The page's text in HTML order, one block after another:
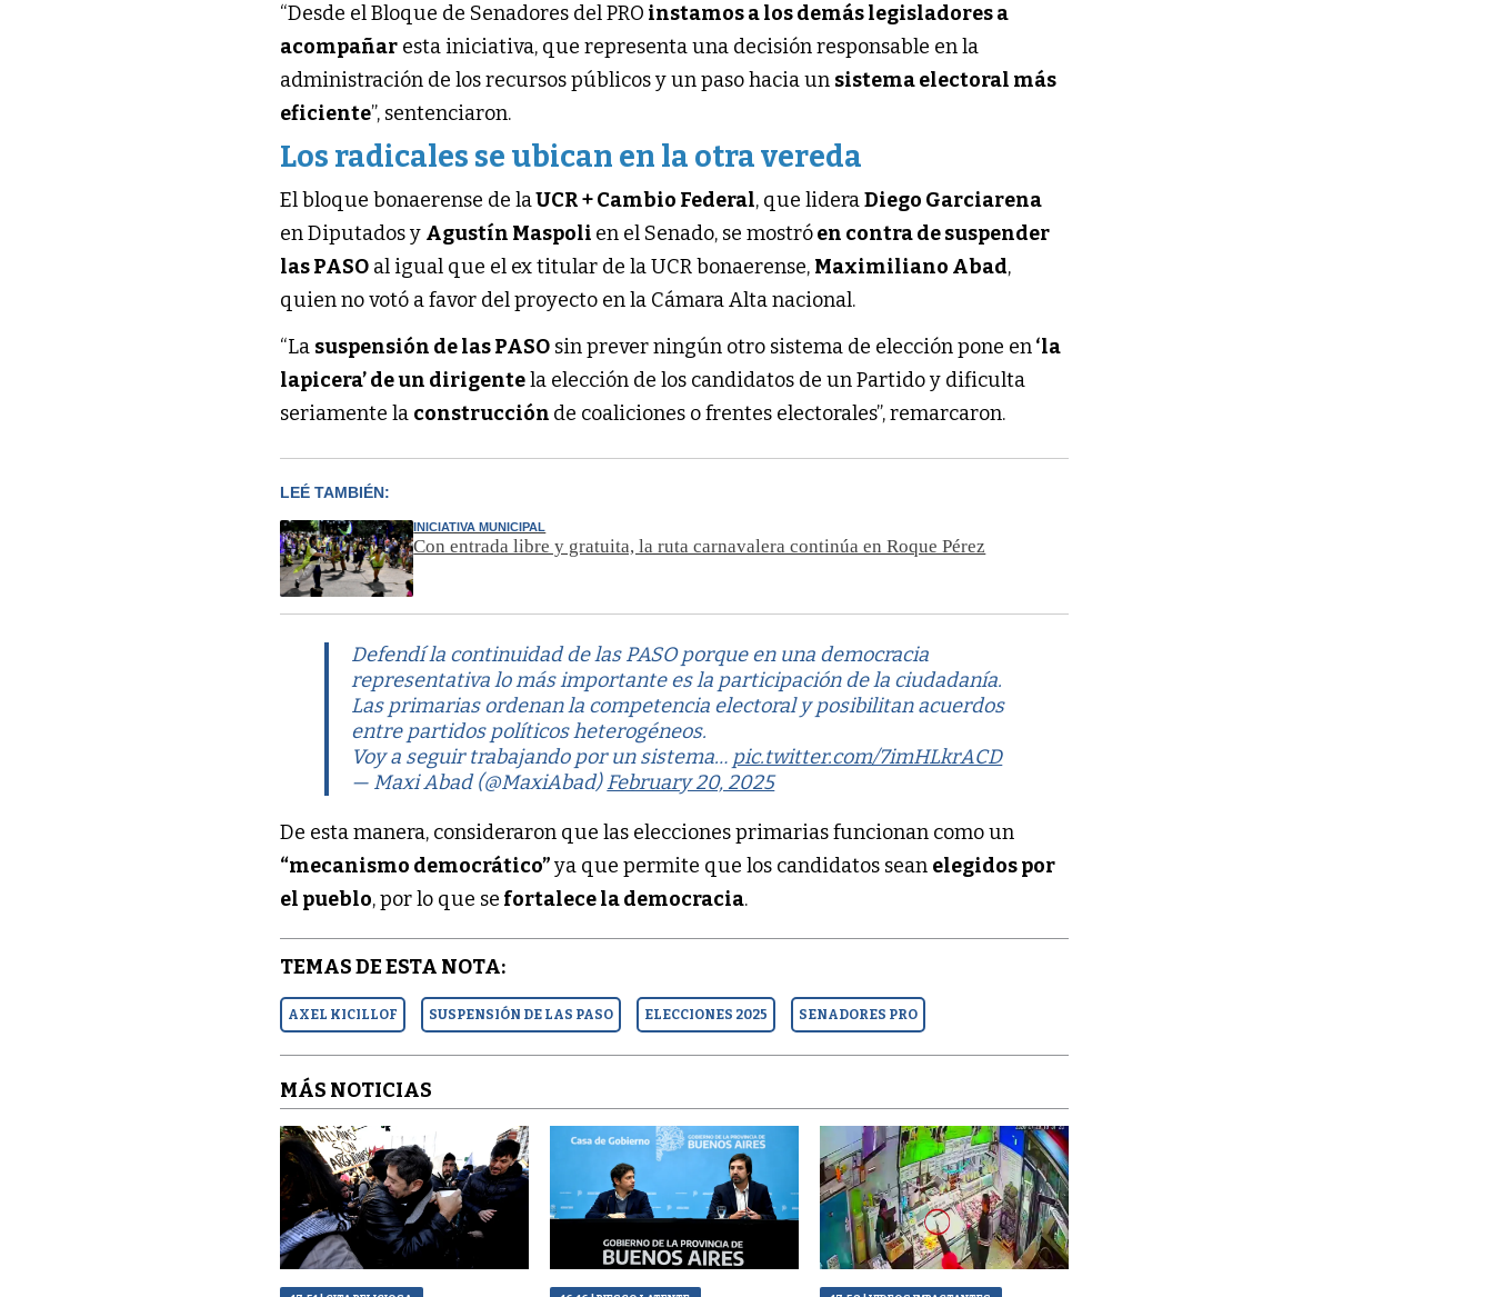
“Desde el Bloque de Senadores del PRO instamos a los demás legisladores a
acompañar esta iniciativa, que representa una decisión responsable en la
administración de los recursos públicos y un paso hacia un sistema electoral más
eficiente”, sentenciaron.
Los radicales se ubican en la otra vereda
El bloque bonaerense de laUCR + Cambio Federal, que lideraDiego Garciarena
en Diputados y Agustín Maspoli en el Senado, se mostróen contra de suspender
las PASO al igual que el ex titular de la UCR bonaerense, Maximiliano Abad,
quien no votó a favor del proyecto en la Cámara Alta nacional.
“La suspensión de las PASO sin prever ningún otro sistema de elección pone en‘la
lapicera’ de un dirigentela elección de los candidatos de un Partido y dificulta
seriamente la construcción de coaliciones o frentes electorales”, remarcaron.
LEÉ TAMBIÉN:
INICIATIVA MUNICIPAL
Con entrada libre y gratuita, la ruta carnavalera continúa en Roque Pérez
Defendí la continuidad de las PASO porque en una democracia
representativa lo más importante es la participación de la ciudadanía.
Las primarias ordenan la competencia electoral y posibilitan acuerdos
entre partidos políticos heterogéneos.
Voy a seguir trabajando por un sistema… pic.twitter.com/7imHLkrACD
— Maxi Abad (@MaxiAbad)February 20, 2025
De esta manera, consideraron que las elecciones primarias funcionan como un
“mecanismo democrático”ya que permite que los candidatos sean elegidos por
el pueblo, por lo que se fortalece la democracia.
TEMAS DE ESTA NOTA:
AXEL KICILLOF SUSPENSIÓN DE LAS PASO ELECCIONES 2025 SENADORES PRO
MÁS NOTICIAS